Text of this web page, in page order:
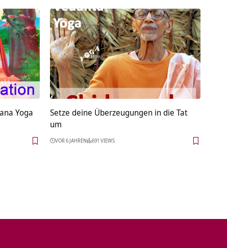
Yoga
Setze deine Überzeugungen in die Tat
um
VOR 6 JAHREN 691 VIEWS